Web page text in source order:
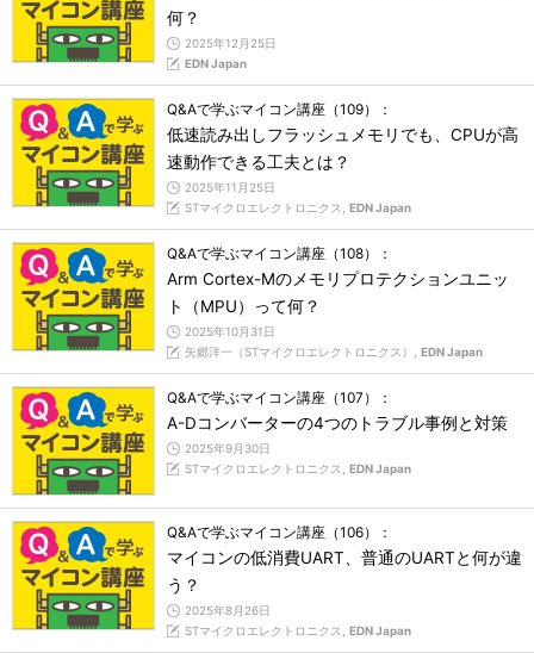
何？
2025年12月25日
EDN Japan
Q&Aで学ぶマイコン講座（109）：
低速読み出しフラッシュメモリでも、CPUが高
速動作できる工夫とは？
2025年11月25日
STマイクロエレクトロニクス, EDN Japan
Q&Aで学ぶマイコン講座（108）：
Arm Cortex-Mのメモリプロテクションユニッ
ト（MPU）って何？
2025年10月31日
矢郷洋一（STマイクロエレクトロニクス）, EDN Japan
Q&Aで学ぶマイコン講座（107）：
A-Dコンバーターの4つのトラブル事例と対策
2025年9月30日
STマイクロエレクトロニクス, EDN Japan
Q&Aで学ぶマイコン講座（106）：
マイコンの低消費UART、普通のUARTと何が違
う？
2025年8月26日
STマイクロエレクトロニクス, EDN Japan